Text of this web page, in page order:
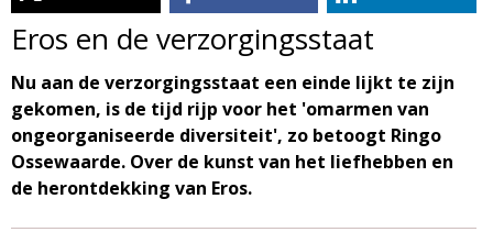
g
i
e
M
Eros en de verzorgingsstaat
Nu aan de verzorgingsstaat een einde lijkt te zijn
gekomen, is de tijd rijp voor het 'omarmen van
ongeorganiseerde diversiteit', zo betoogt Ringo
Ossewaarde. Over de kunst van het liefhebben en
de herontdekking van Eros.